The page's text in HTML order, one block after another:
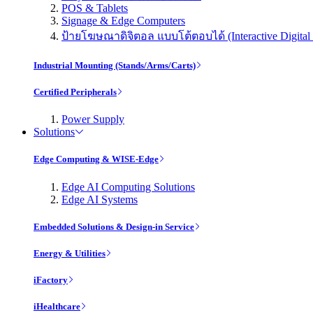
POS & Tablets
Signage & Edge Computers
ป้ายโฆษณาดิจิตอล แบบโต้ตอบได้ (Interactive Digital
Industrial Mounting (Stands/Arms/Carts)
Certified Peripherals
Power Supply
Solutions
Edge Computing & WISE-Edge
Edge AI Computing Solutions
Edge AI Systems
Embedded Solutions & Design-in Service
Energy & Utilities
iFactory
iHealthcare